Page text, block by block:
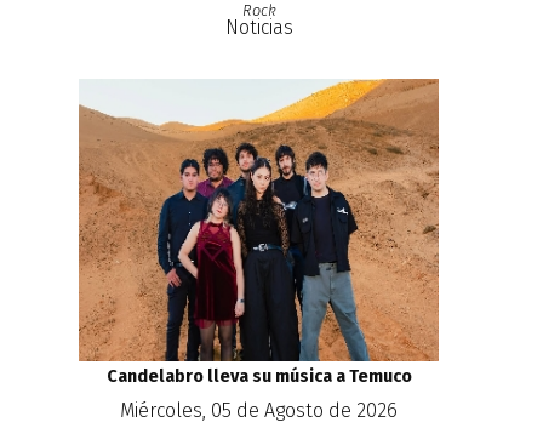
Rock
Noticias
Candelabro lleva su música a Temuco
Miércoles, 05 de Agosto de 2026